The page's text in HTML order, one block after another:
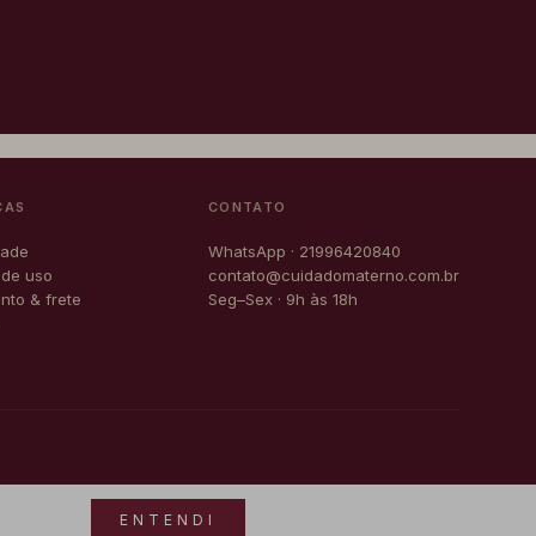
ENTENDI
uso
& frete
CONTATO
WhatsApp · 21996420840
contato@cuidadomaterno.com.br
Seg–Sex · 9h às 18h